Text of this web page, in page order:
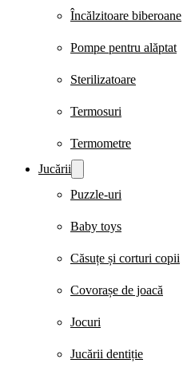
Încălzitoare biberoane
Pompe pentru alăptat
Sterilizatoare
Termosuri
Termometre
Jucării
Puzzle-uri
Baby toys
Căsuțe și corturi copii
Covorașe de joacă
Jocuri
Jucării dentiție